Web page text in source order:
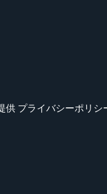
供 プライバシーポリシ